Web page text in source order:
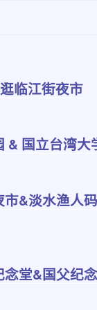
临江街夜市
& 国立台湾大
&淡水渔人
堂&国父纪